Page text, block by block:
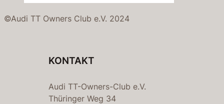
©Audi TT Owners Club e.V. 2024
KONTAKT
Audi TT-Owners-Club e.V.
Thüringer Weg 34